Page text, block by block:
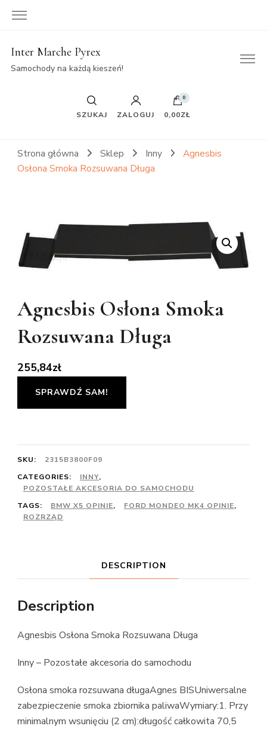
Inter Marche Pyrex
Samochody na każdą kieszeń!
SZUKAJ ZALOGUJ
0
0,00ZŁ
Strona główna Sklep Inny
Agnesbis
Osłona Smoka Rozsuwana Długa
Agnesbis Osłona Smoka
Rozsuwana Długa
255,84zł
SPRAWDŹ SAM!
SKU:
2315B3800F09
CATEGORIES:
INNY,
POZOSTAŁE AKCESORIA DO SAMOCHODU
TAGS:
BMW X5 OPINIE, FORD MONDEO MK4 OPINIE,
ROZRZĄD
DESCRIPTION
Description
Agnesbis Osłona Smoka Rozsuwana Długa
Inny – Pozostałe akcesoria do samochodu
Osłona smoka rozsuwana długaAgnes BISUniwersalne
zabezpieczenie smoka zbiornika paliwaWymiary:1. Przy
minimalnym wsunięciu (2 cm):długość całkowita 70,5